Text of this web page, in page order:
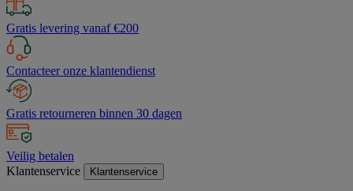
Gratis levering vanaf €200
Contacteer onze klantendienst
Gratis retourneren binnen 30 dagen
Veilig betalen
Klantenservice
Klantenservice